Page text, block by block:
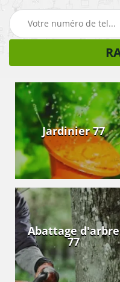
Jardinier 77
Abattage d'arbre
77